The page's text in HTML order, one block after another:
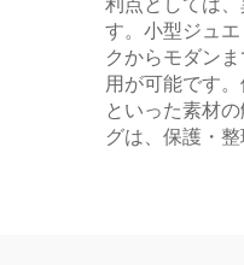
す。小型ジュ
クからモダン
用が可能です
といった素材
グは、保護・